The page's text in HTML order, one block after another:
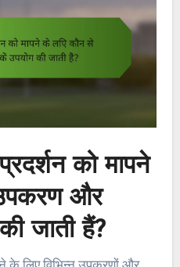
को मापने
और
जाती हैं?